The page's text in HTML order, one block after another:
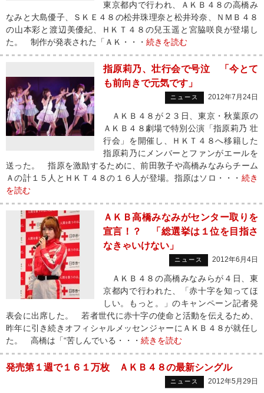
東京都内で行われ、ＡＫＢ４８の高橋み
なみと大島優子、ＳＫＥ４８の松井珠理奈と松井玲奈、ＮＭＢ４８
の山本彩と渡辺美優紀、ＨＫＴ４８の兒玉遥と宮脇咲良が登場し
た。 制作が発表された「ＡＫ・・・ 続きを読む
指原莉乃、壮行会で号泣 「今とて
も前向きで元気です」
ニュース 2012年7月24日
ＡＫＢ４８が２３日、東京・秋葉原の
ＡＫＢ４８劇場で特別公演「指原莉乃 壮
行会」を開催し、ＨＫＴ４８へ移籍した
指原莉乃にメンバーとファンがエールを
送った。 指原を激励するために、前田敦子や高橋みなみらチーム
Ａの計１５人とＨＫＴ４８の１６人が登場。指原はソロ・・・ 続き
を読む
ＡＫＢ高橋みなみがセンター取りを
宣言！？ 「総選挙は１位を目指さ
なきゃいけない」
ニュース 2012年6月4日
ＡＫＢ４８の高橋みなみらが４日、東
京都内で行われた、「赤十字を知ってほ
しい。もっと。」のキャンペーン記者発
表会に出席した。 若者世代に赤十字の使命と活動を伝えるため、
昨年に引き続きオフィシャルメッセンジャーにＡＫＢ４８が就任し
た。 高橋は「“苦しんでいる・・・ 続きを読む
発売第１週で１６１万枚 ＡＫＢ４８の最新シングル
ニュース 2012年5月29日